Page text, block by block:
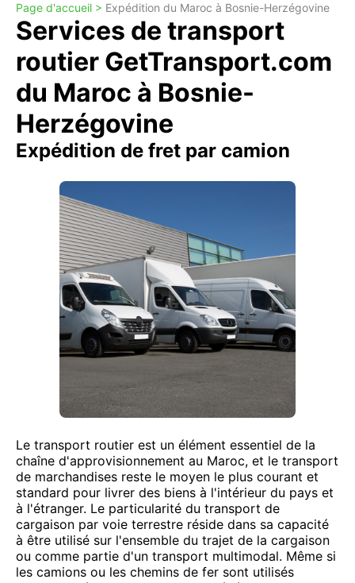
Page d'accueil > Expédition du Maroc à Bosnie-Herzégovine
Services de transport
routier GetTransport.com
du Maroc à Bosnie-
Herzégovine
Expédition de fret par camion
Le transport routier est un élément essentiel de la
chaîne d'approvisionnement au Maroc, et le transport
de marchandises reste le moyen le plus courant et
standard pour livrer des biens à l'intérieur du pays et
à l'étranger. Le particularité du transport de
cargaison par voie terrestre réside dans sa capacité
à être utilisé sur l'ensemble du trajet de la cargaison
ou comme partie d'un transport multimodal. Même si
les camions ou les chemins de fer sont utilisés